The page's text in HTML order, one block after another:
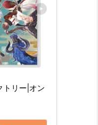
トリー|オン